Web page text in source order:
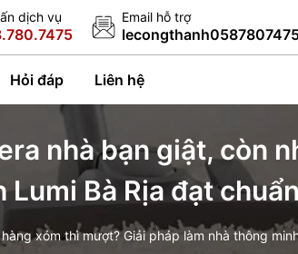
dịch vụ Email hỗ trợ
Hỏi đáp Liên hệ
nhà bạn giật, còn
Bà Rịa đạt chuẩn
xóm thì mượt? Giải pháp làm nhà thông